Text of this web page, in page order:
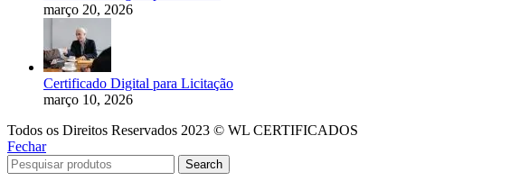
março 20, 2026
Certificado Digital para Licitação
março 10, 2026
Todos os Direitos Reservados 2023 © WL CERTIFICADOS
Fechar
Search